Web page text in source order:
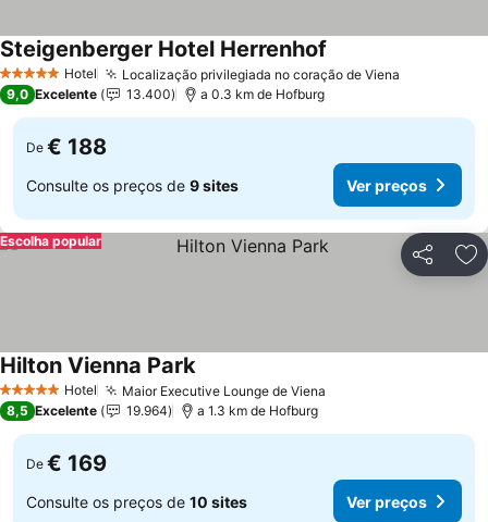
5 Estrelas Hotel Localização privilegiada no coração de Viena
Steigenberger Hotel Herrenhof
9,0 Excelente 13.400 a 0.3 km de Hofburg
De € 188
Consulte os preços de 9 sites Ver preços
Partilhar
Escolha popular
5 Estrelas Hotel Maior Executive Lounge de Viena
Hilton Vienna Park
8,5 Excelente 19.964 a 1.3 km de Hofburg
De € 169
Consulte os preços de 10 sites Ver preços